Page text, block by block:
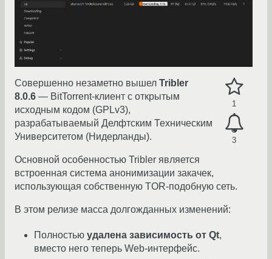
1
3
Совершенно незаметно вышел Tribler
8.0.6 — BitTorrent-клиент с открытым
исходным кодом (GPLv3),
разрабатываемый Делфтским Техническим
Университетом (Нидерланды).
Основной особенностью Tribler является
встроенная система анонимизации закачек,
использующая собственную TOR-подобную сеть.
В этом релизе масса долгожданных изменений:
Полностью удалена зависимость от Qt,
вместо него теперь Web-интерфейс.